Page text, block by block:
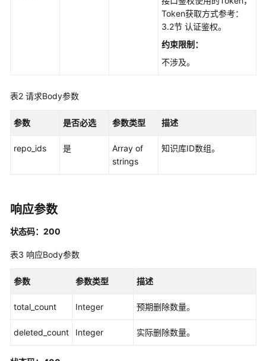
API
API
史
Token获取方式参考：
3.2节 认证鉴权。
约束限制：
不涉及。
表2 请求Body参数
参数 是否必选 参数类型 描述
repo_ids 是
Array of
strings
知识库ID数组。
响应参数
状态码：200
表3 响应Body参数
参数 参数类型 描述
total_count Integer 预期删除数量。
deleted_count Integer 实际删除数量。